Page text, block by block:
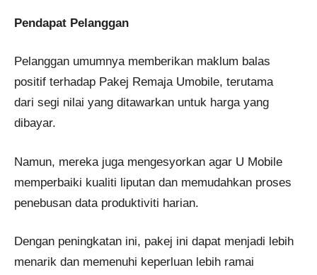
Pendapat Pelanggan
Pelanggan umumnya memberikan maklum balas
positif terhadap Pakej Remaja Umobile, terutama
dari segi nilai yang ditawarkan untuk harga yang
dibayar.
Namun, mereka juga mengesyorkan agar U Mobile
memperbaiki kualiti liputan dan memudahkan proses
penebusan data produktiviti harian.
Dengan peningkatan ini, pakej ini dapat menjadi lebih
menarik dan memenuhi keperluan lebih ramai